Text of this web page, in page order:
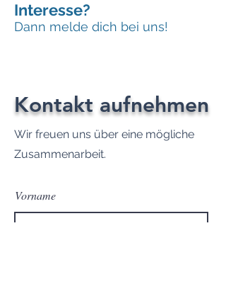
Interesse?
Dann melde dich bei uns!
Kontakt aufnehmen
Wir freuen uns über eine mögliche
Zusammenarbeit.
Vorname